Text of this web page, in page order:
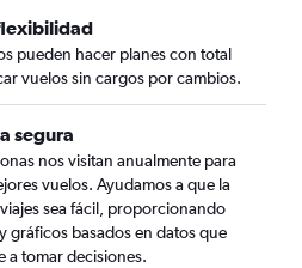
pueden hacer planes con total
vuelos sin cargos por cambios.
segura
nos visitan anualmente para
vuelos. Ayudamos a que la
sea fácil, proporcionando
gráficos basados en datos que
a tomar decisiones.